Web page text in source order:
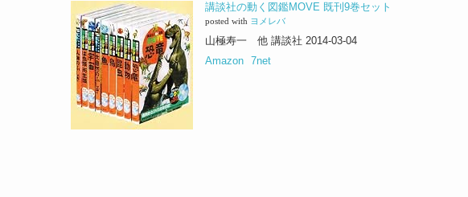
講談社の動く図鑑MOVE 既刊9巻セット
posted with ヨメレバ
山極寿一 他 講談社 2014-03-04
Amazon 7net